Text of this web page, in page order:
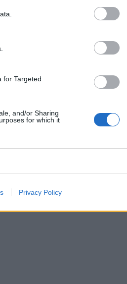
for Targeted
and/or Sharing
for which it
Privacy Policy
55